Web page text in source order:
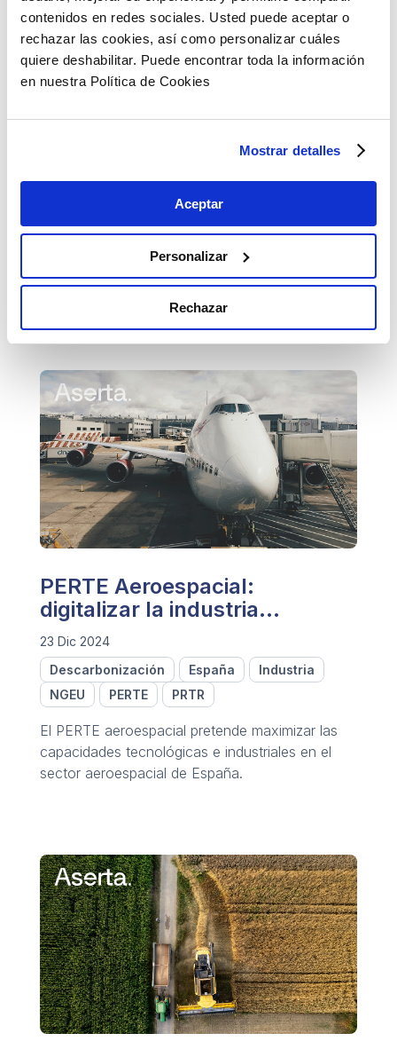
contenidos en redes sociales. Usted puede aceptar o
rechazar las cookies, así como personalizar cuáles
quiere deshabilitar. Puede encontrar toda la información
en nuestra Política de Cookies
Mostrar detalles
Aceptar
Personalizar
Rechazar
Economía
Energías
Renovables
Financiación
Industria
Sostenibilidad
marcando la diferencia en las compañías de
todos los sectores. Te contamos cómo en este
PERTE Aeroespacial:
digitalizar la industria
aeroespacial
23 Dic 2024
Descarbonización
España
Industria
NGEU
PERTE PRTR
El PERTE aeroespacial pretende maximizar las
capacidades tecnológicas e industriales en el
sector aeroespacial de España.